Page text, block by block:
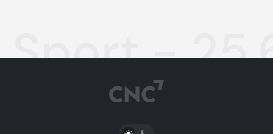
Sport -
PŘEPNOUT SVĚTLÝ/TMAVÝ REŽIM